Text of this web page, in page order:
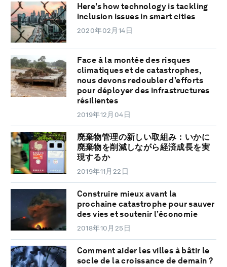
Here's how technology is tackling
inclusion issues in smart cities
2020年02月14日
Face à la montée des risques
climatiques et de catastrophes,
nous devons redoubler d’efforts
pour déployer des infrastructures
résilientes
2019年12月04日
廃棄物管理の新しい取組み：いかに
廃棄物を削減しながら経済成長を実
現するか
2019年11月22日
Construire mieux avant la
prochaine catastrophe pour sauver
des vies et soutenir l’économie
2018年10月25日
Comment aider les villes à bâtir le
socle de la croissance de demain ?